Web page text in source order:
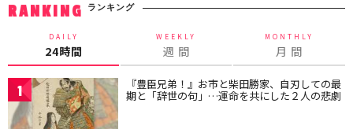
RANKING ランキング
DAILY
24時間
WEEKLY
週 間
MONTHLY
月 間
1 『豊臣兄弟！』お市と柴田勝家、自刃しての最
期と「辞世の句」…運命を共にした２人の悲劇